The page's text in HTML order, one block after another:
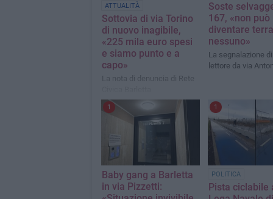
ATTUALITÀ
Sottovia di via Torino
di nuovo inagibile,
«225 mila euro spesi
e siamo punto e a
capo»
La nota di denuncia di Rete
Soste
167, «non può
diventare
nessuno»
La segnalazione
lettore da via
1
Baby gang a Barletta
in via Pizzetti:
1
POLITICA
Pista ciclabile